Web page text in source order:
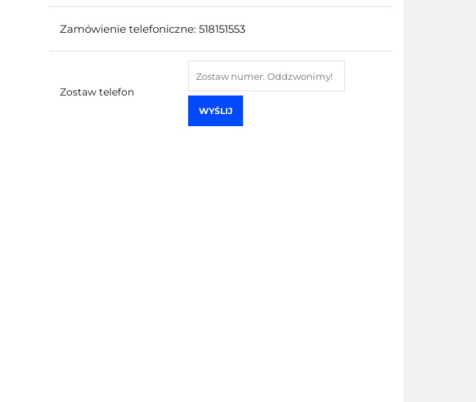
Zamówienie telefoniczne: 518151553
Zostaw telefon
WYŚLIJ